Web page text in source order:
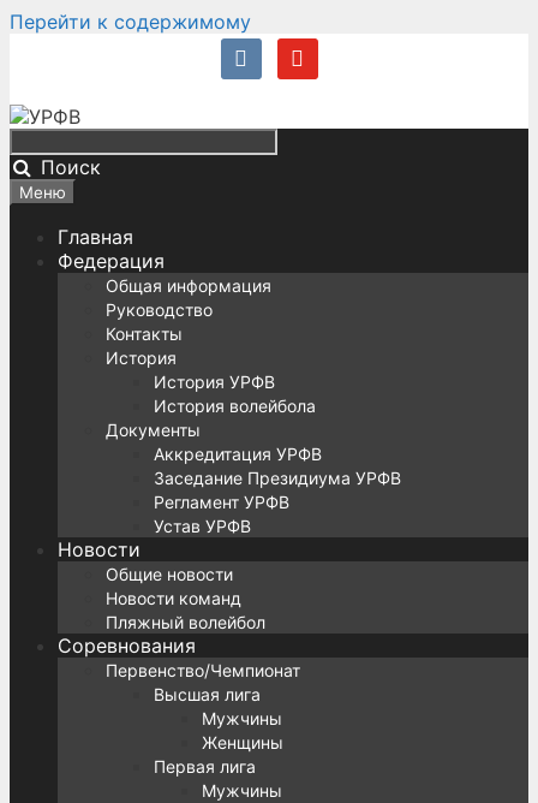
Перейти к содержимому
Поиск
Меню
Главная
Федерация
Общая информация
Руководство
Контакты
История
История УРФВ
История волейбола
Документы
Аккредитация УРФВ
Заседание Президиума УРФВ
Регламент УРФВ
Устав УРФВ
Новости
Общие новости
Новости команд
Пляжный волейбол
Соревнования
Первенство/Чемпионат
Высшая лига
Мужчины
Женщины
Первая лига
Мужчины